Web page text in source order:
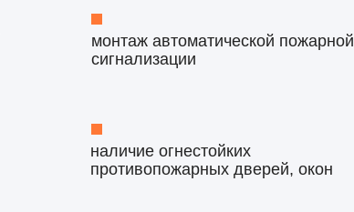
наличие огнестойких
противопожарных дверей, окон
монтаж автоматической пожарной
сигнализации